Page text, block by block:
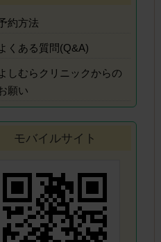
約方法
くある質問(Q&A)
しむらクリニックからの
願い
モバイルサイト